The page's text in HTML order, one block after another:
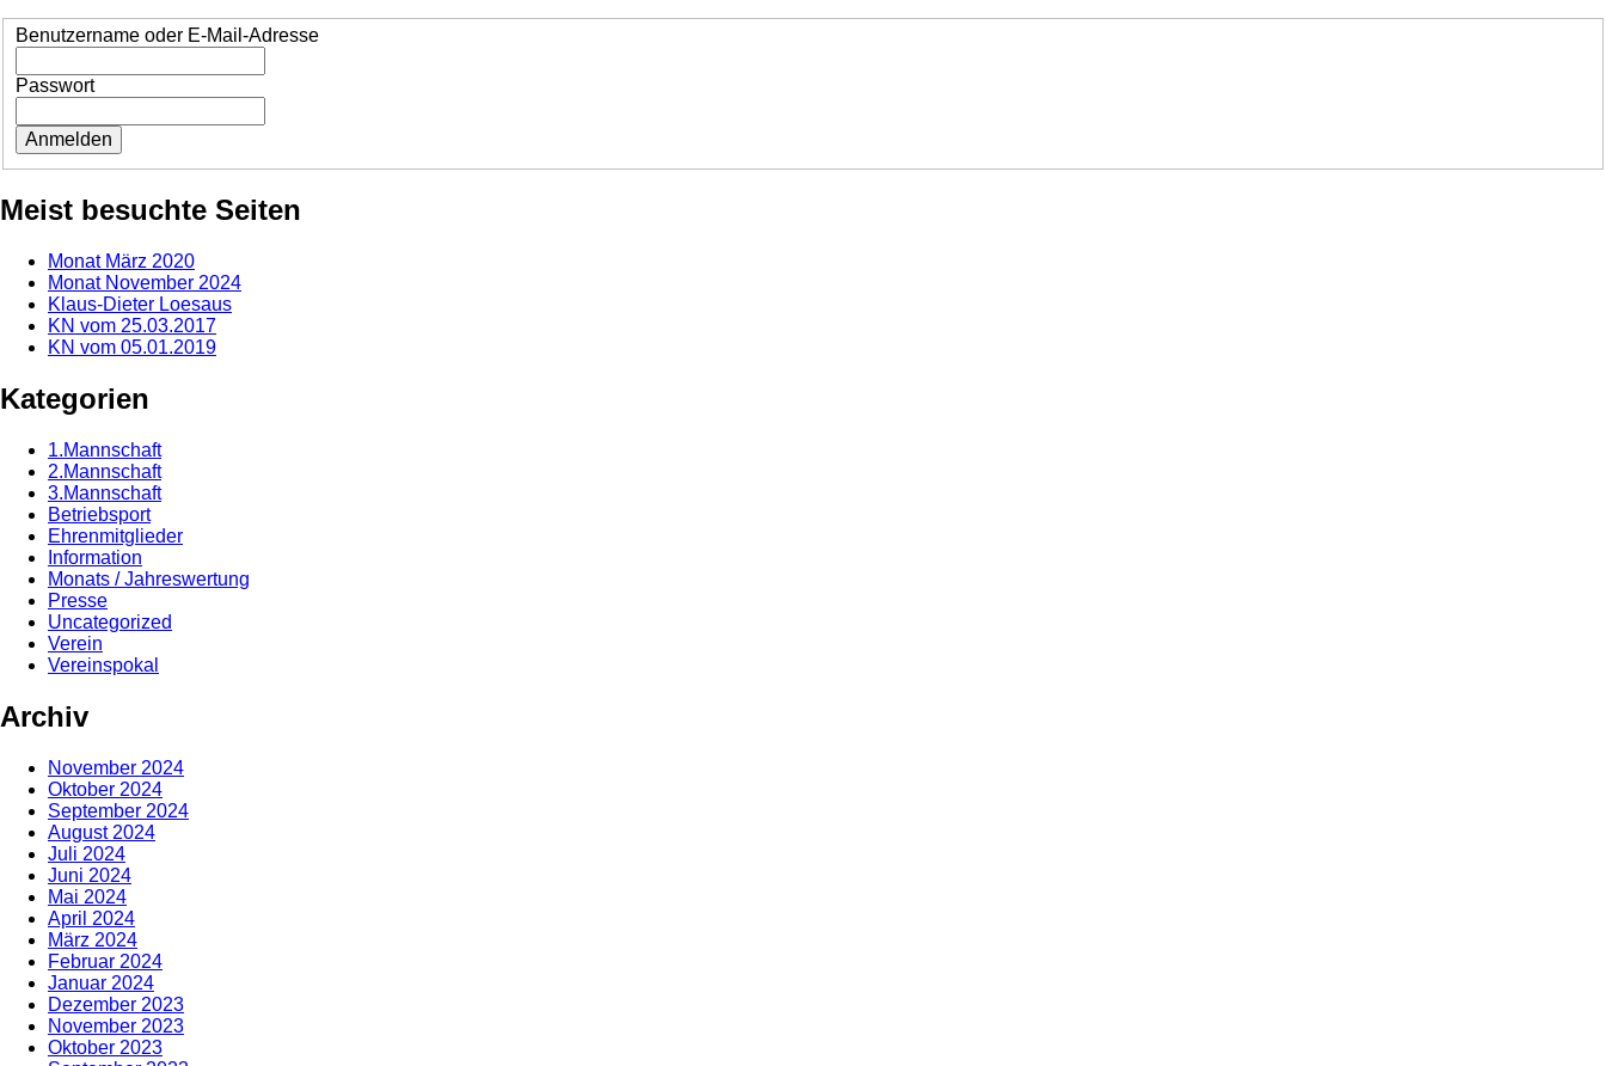
Benutzername oder E-Mail-Adresse
Passwort
Meist besuchte Seiten
Monat März 2020
Monat November 2024
Klaus-Dieter Loesaus
KN vom 25.03.2017
KN vom 05.01.2019
Kategorien
1.Mannschaft
2.Mannschaft
3.Mannschaft
Betriebsport
Ehrenmitglieder
Information
Monats / Jahreswertung
Presse
Uncategorized
Verein
Vereinspokal
Archiv
November 2024
Oktober 2024
September 2024
August 2024
Juli 2024
Juni 2024
Mai 2024
April 2024
März 2024
Februar 2024
Januar 2024
Dezember 2023
November 2023
Oktober 2023